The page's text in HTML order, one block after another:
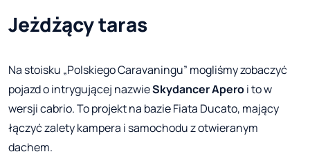
Jeżdżący taras
Na stoisku „Polskiego Caravaningu” mogliśmy zobaczyć
pojazd o intrygującej nazwieSkydancer Aperoi to w
wersji cabrio. To projekt na bazie Fiata Ducato, mający
łączyć zalety kampera i samochodu z otwieranym
dachem.